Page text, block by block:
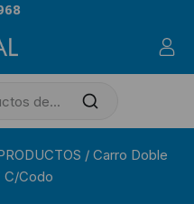
/ Carro Doble
C/Codo